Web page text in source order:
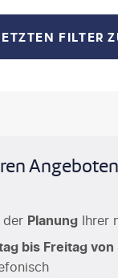
FILTER
der Planung Ihrer
bis Freitag von